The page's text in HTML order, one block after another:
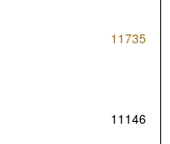
11735
11146